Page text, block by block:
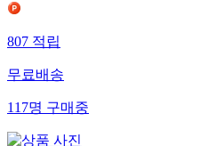
807적립
무료배송
117명구매중